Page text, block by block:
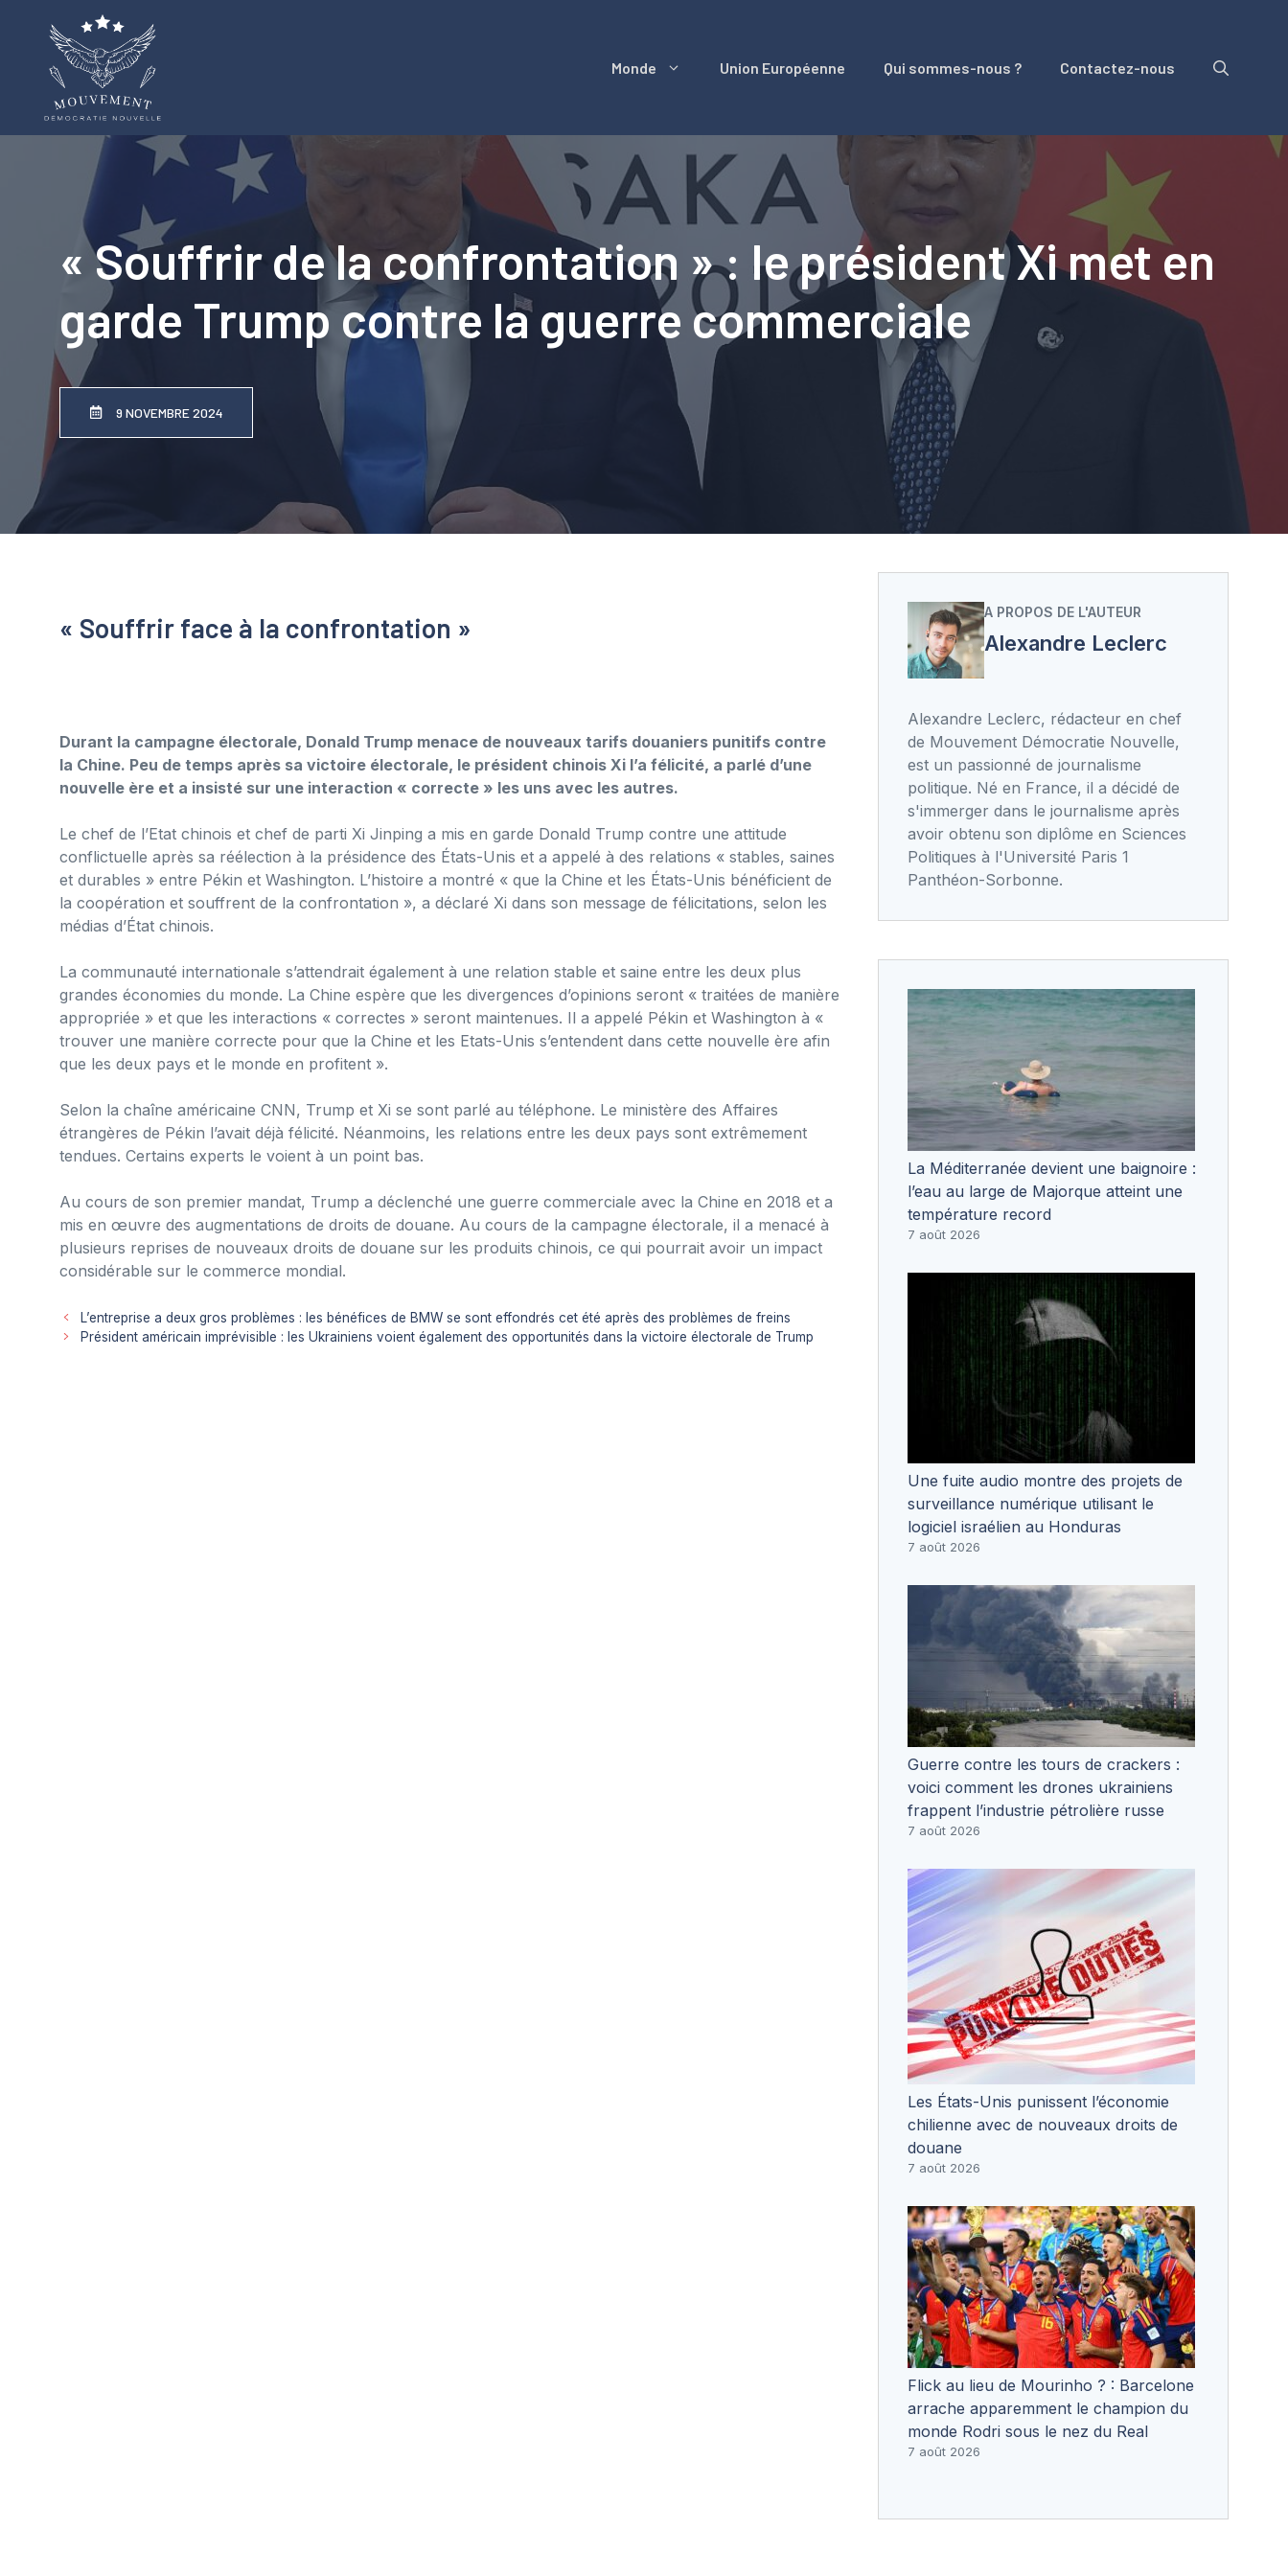
Monde Union Européenne Qui sommes-nous ? Contactez-nous
« Souffrir de la confrontation » : le président Xi met en
garde Trump contre la guerre commerciale
9 NOVEMBRE 2024
« Souffrir face à la confrontation »
Durant la campagne électorale, Donald Trump menace de nouveaux tarifs douaniers punitifs contre
la Chine. Peu de temps après sa victoire électorale, le président chinois Xi l’a félicité, a parlé d’une
nouvelle ère et a insisté sur une interaction « correcte » les uns avec les autres.
Le chef de l’Etat chinois et chef de parti Xi Jinping a mis en garde Donald Trump contre une attitude
conflictuelle après sa réélection à la présidence des États-Unis et a appelé à des relations « stables, saines
et durables » entre Pékin et Washington. L’histoire a montré « que la Chine et les États-Unis bénéficient de
la coopération et souffrent de la confrontation », a déclaré Xi dans son message de félicitations, selon les
médias d’État chinois.
La communauté internationale s’attendrait également à une relation stable et saine entre les deux plus
grandes économies du monde. La Chine espère que les divergences d’opinions seront « traitées de manière
appropriée » et que les interactions « correctes » seront maintenues. Il a appelé Pékin et Washington à «
trouver une manière correcte pour que la Chine et les Etats-Unis s’entendent dans cette nouvelle ère afin
que les deux pays et le monde en profitent ».
Selon la chaîne américaine CNN, Trump et Xi se sont parlé au téléphone. Le ministère des Affaires
étrangères de Pékin l’avait déjà félicité. Néanmoins, les relations entre les deux pays sont extrêmement
tendues. Certains experts le voient à un point bas.
Au cours de son premier mandat, Trump a déclenché une guerre commerciale avec la Chine en 2018 et a
mis en œuvre des augmentations de droits de douane. Au cours de la campagne électorale, il a menacé à
plusieurs reprises de nouveaux droits de douane sur les produits chinois, ce qui pourrait avoir un impact
considérable sur le commerce mondial.
L’entreprise a deux gros problèmes : les bénéfices de BMW se sont effondrés cet été après des problèmes de freins
Président américain imprévisible : les Ukrainiens voient également des opportunités dans la victoire électorale de Trump
A PROPOS DE L'AUTEUR
Alexandre Leclerc
Alexandre Leclerc, rédacteur en chef
de Mouvement Démocratie Nouvelle,
est un passionné de journalisme
politique. Né en France, il a décidé de
s'immerger dans le journalisme après
avoir obtenu son diplôme en Sciences
Politiques à l'Université Paris 1
Panthéon-Sorbonne.
La Méditerranée devient une baignoire :
l’eau au large de Majorque atteint une
température record
7 août 2026
Une fuite audio montre des projets de
surveillance numérique utilisant le
logiciel israélien au Honduras
7 août 2026
Guerre contre les tours de crackers :
voici comment les drones ukrainiens
frappent l’industrie pétrolière russe
7 août 2026
Les États-Unis punissent l’économie
chilienne avec de nouveaux droits de
douane
7 août 2026
Flick au lieu de Mourinho ? : Barcelone
arrache apparemment le champion du
monde Rodri sous le nez du Real
7 août 2026